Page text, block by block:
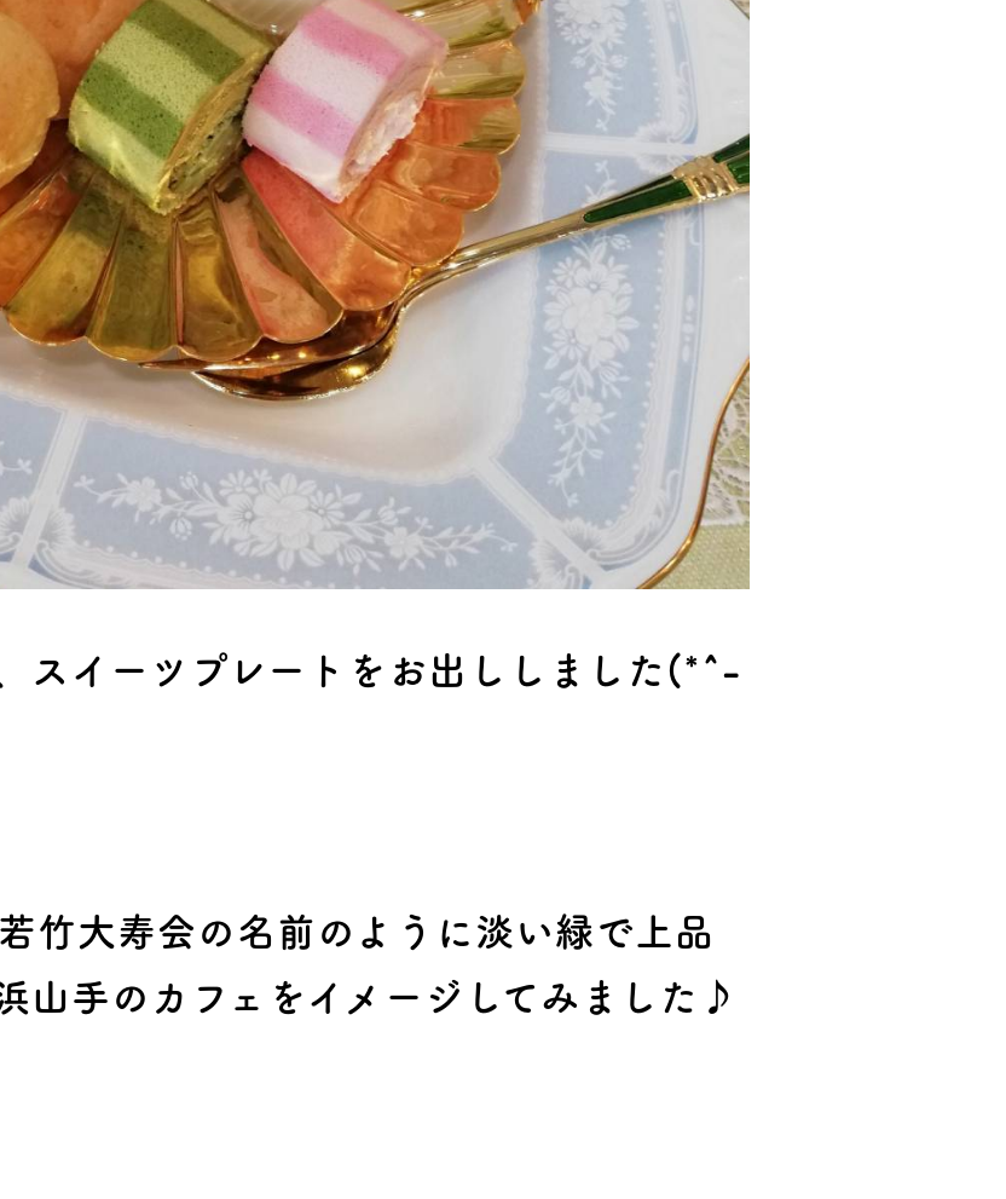
スイーツプレートをお出ししました(*^-
竹大寿会の名前のように淡い緑で上品
山手のカフェをイメージしてみました♪